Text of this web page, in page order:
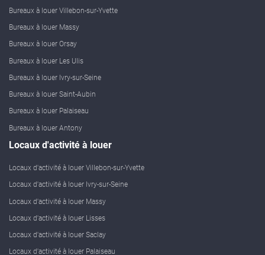
Bureaux à louer Villebon-sur-Yvette
Bureaux à louer Massy
Bureaux à louer Orsay
Bureaux à louer Les Ulis
Bureaux à louer Ivry-sur-Seine
Bureaux à louer Saint-Aubin
Bureaux à louer Palaiseau
Bureaux à louer Antony
Locaux d'activité à louer
Locaux d'activité à louer Villebon-sur-Yvette
Locaux d'activité à louer Ivry-sur-Seine
Locaux d'activité à louer Massy
Locaux d'activité à louer Lisses
Locaux d'activité à louer Saclay
Locaux d'activité à louer Palaiseau